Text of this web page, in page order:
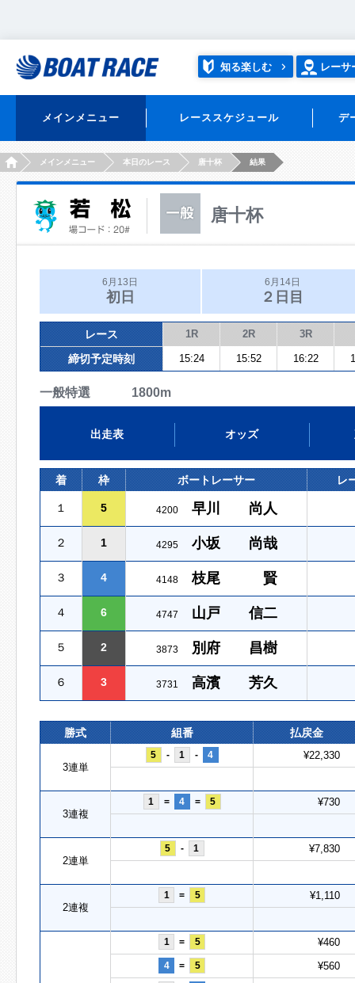
知る楽しむ レーサ
メインメニュー レーススケジュール デ
HOMEメインメニュー 本日のレース 唐十杯 結果
唐十杯
6月13日
初日
6月14日
２日目
レース 1R 2R 3R
締切予定時刻 15:24 15:52 16:22
一般特選 1800m
出走表 オッズ
着 枠 ボートレーサー レ
１ 5 4200 早川 尚人
２ 1 4295 小坂 尚哉
３ 4 4148 枝尾 賢
４ 6 4747 山戸 信二
５ 2 3873 別府 昌樹
６ 3 3731 高濱 芳久
勝式 組番 払戻金
3連単
5 - 1 - 4 ¥22,330
3連複
1 = 4 = 5 ¥730
2連単
5 - 1 ¥7,830
2連複
1 = 5 ¥1,110
1 = 5 ¥460
4 = 5 ¥560